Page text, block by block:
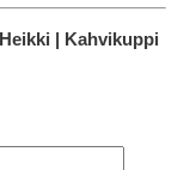
| Kahvikuppi